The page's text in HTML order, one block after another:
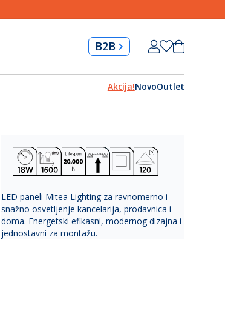
B2B Korpa
Akcija!NovoOutlet
LED paneli Mitea Lighting za ravnomerno i
snažno osvetljenje kancelarija, prodavnica i
doma. Energetski efikasni, modernog dizajna i
jednostavni za montažu.